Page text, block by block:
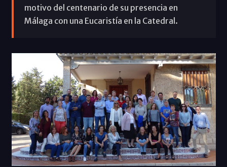
motivo del centenario de su presencia en
Málaga con una Eucaristía en la Catedral.